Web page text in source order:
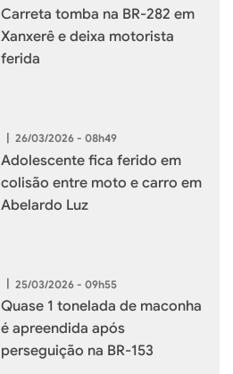
Carreta tomba na BR-282 em
Xanxerê e deixa motorista
ferida
| 26/03/2026 - 08h49
Adolescente fica ferido em
colisão entre moto e carro em
Abelardo Luz
| 25/03/2026 - 09h55
Quase 1 tonelada de maconha
é apreendida após
perseguição na BR-153